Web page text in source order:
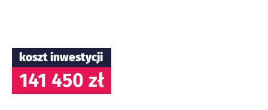
koszt inwestycji
141 450 zł